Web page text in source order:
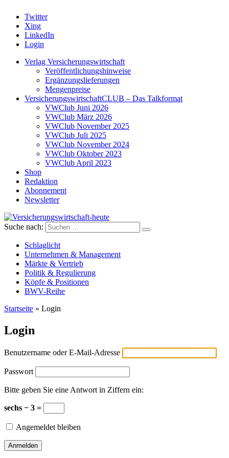
Twitter
Xing
LinkedIn
Login
Verlag Versicherungswirtschaft
Veröffentlichungshinweise
Ergänzungslieferungen
Mengenpreise
VersicherungswirtschaftCLUB – Das Talkformat
VWClub Juni 2026
VWClub März 2026
VWClub November 2025
VWClub Juli 2025
VWClub November 2024
VWClub Oktober 2023
VWClub April 2023
Shop
Redaktion
Abonnement
Newsletter
Versicherungswirtschaft-heute
Suche nach:
Schlaglicht
Unternehmen & Management
Märkte & Vertrieb
Politik & Regulierung
Köpfe & Positionen
BWV-Reihe
Startseite » Login
Login
Benutzername oder E-Mail-Adresse
Passwort
Bitte geben Sie eine Antwort in Ziffern ein:
sechs − 3 =
Angemeldet bleiben